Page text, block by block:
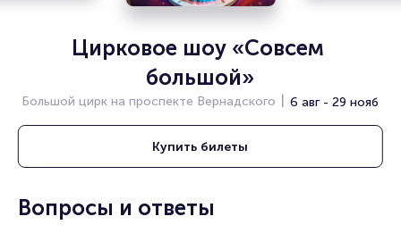
Цирковое шоу «Совсем
большой»
Большой цирк на проспекте Вернадского 6 авг - 29 нояб
Купить билеты
Вопросы и ответы